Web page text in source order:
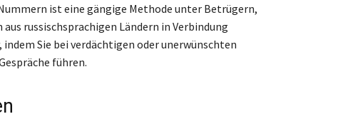
ist eine gängige Methode unter Betrügern,
russischsprachigen Ländern in Verbindung
Sie bei verdächtigen oder unerwünschten
führen.